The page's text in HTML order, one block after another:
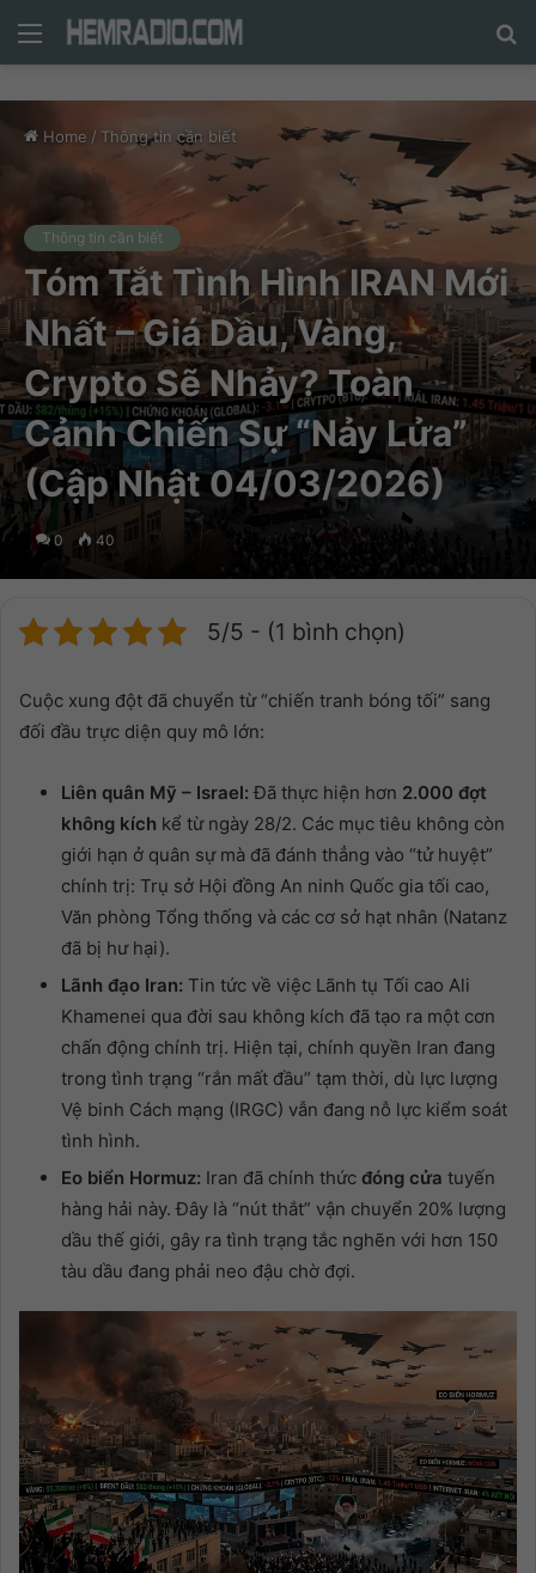
Menu
Home / Thông tin cần biết
Thông tin cần biết
Tóm Tắt Tình Hình IRAN Mới
Nhất – Giá Dầu, Vàng,
Crypto Sẽ Nhảy? Toàn
Cảnh Chiến Sự “Nảy Lửa”
(Cập Nhật 04/03/2026)
0 40
5/5 - (1 bình chọn)
Cuộc xung đột đã chuyển từ “chiến tranh bóng tối” sang
đối đầu trực diện quy mô lớn:
Liên quân Mỹ – Israel: Đã thực hiện hơn 2.000 đợt
không kích kể từ ngày 28/2. Các mục tiêu không còn
giới hạn ở quân sự mà đã đánh thẳng vào “tử huyệt”
chính trị: Trụ sở Hội đồng An ninh Quốc gia tối cao,
Văn phòng Tổng thống và các cơ sở hạt nhân (Natanz
đã bị hư hại).
Lãnh đạo Iran: Tin tức về việc Lãnh tụ Tối cao Ali
Khamenei qua đời sau không kích đã tạo ra một cơn
chấn động chính trị. Hiện tại, chính quyền Iran đang
trong tình trạng “rắn mất đầu” tạm thời, dù lực lượng
Vệ binh Cách mạng (IRGC) vẫn đang nỗ lực kiểm soát
tình hình.
Eo biển Hormuz: Iran đã chính thức đóng cửa tuyến
hàng hải này. Đây là “nút thắt” vận chuyển 20% lượng
dầu thế giới, gây ra tình trạng tắc nghẽn với hơn 150
tàu dầu đang phải neo đậu chờ đợi.